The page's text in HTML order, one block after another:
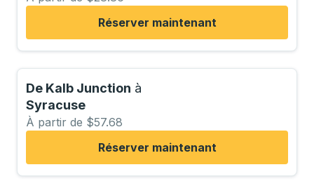
Réserver maintenant
De Kalb Junction à
Syracuse
À partir de $57.68
Réserver maintenant